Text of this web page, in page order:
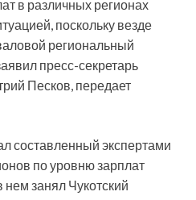
в различных регионах
поскольку везде
региональный
пресс-секретарь
Песков, передает
составленный экспертами
по уровню зарплат
занял Чукотский